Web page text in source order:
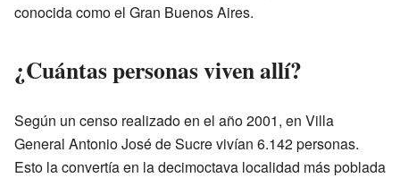
conocida como el Gran Buenos Aires.
¿Cuántas personas viven allí?
Según un censo realizado en el año 2001, en Villa
General Antonio José de Sucre vivían 6.142 personas.
Esto la convertía en la decimoctava localidad más poblada